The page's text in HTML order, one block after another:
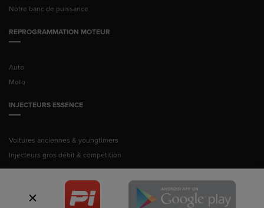
Notre banc de puissance
REPROGRAMMATION MOTEUR
Auto
Moto
INJECTEURS ESSENCE
Voitures anciennes & youngtimers
Injecteurs gros débit & compétition
© Pussance Injection 2026 - Mentions légales
ITALIAN TECHNOLOGY